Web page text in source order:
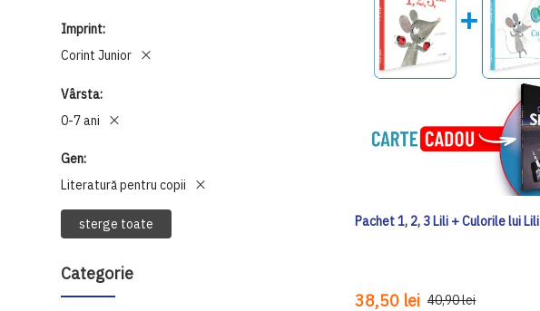
Imprint
Corint Junior
Vârsta
0-7 ani
Gen
Literatură pentru copii
sterge toate
Categorie
Pachet 1, 2, 3 Lili + Culorile lui Lili
38,50 lei 40,90 lei